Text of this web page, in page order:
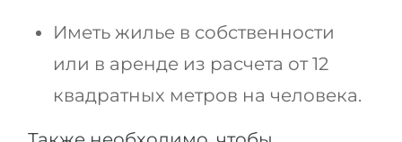
Иметь жилье в собственности
или в аренде из расчета от 12
квадратных метров на человека.